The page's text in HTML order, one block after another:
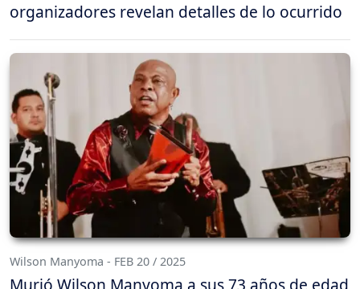
organizadores revelan detalles de lo ocurrido
Wilson Manyoma - FEB 20 / 2025
Murió Wilson Manyoma a sus 73 años de edad